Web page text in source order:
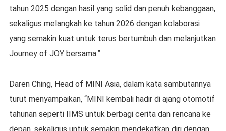
tahun 2025 dengan hasil yang solid dan penuh kebanggaan,
sekaligus melangkah ke tahun 2026 dengan kolaborasi
yang semakin kuat untuk terus bertumbuh dan melanjutkan
Journey of JOY bersama.”
Daren Ching, Head of MINI Asia, dalam kata sambutannya
turut menyampaikan, “MINI kembali hadir di ajang otomotif
tahunan seperti IIMS untuk berbagi cerita dan rencana ke